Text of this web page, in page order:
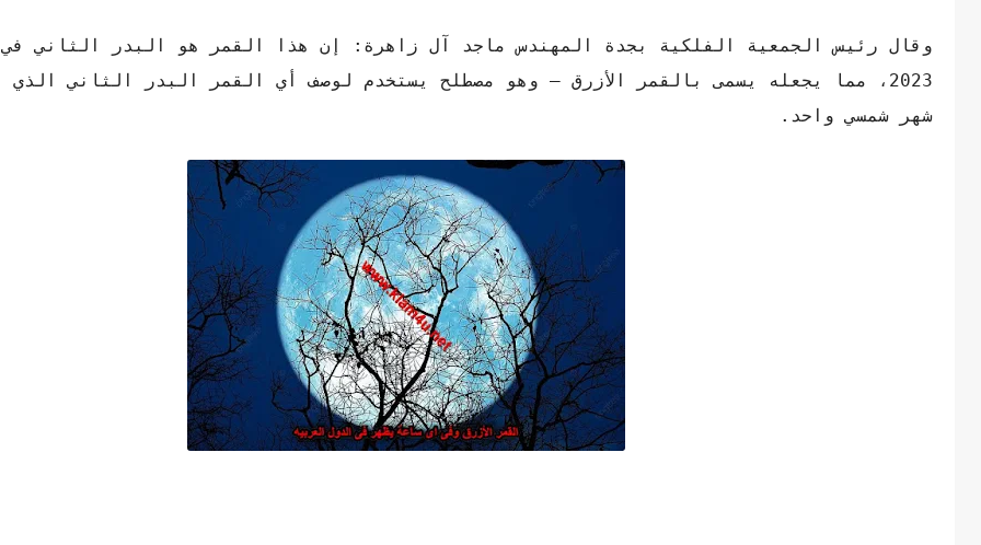
وقال رئيس الجمعية الفلكية بجدة المهندس ماجد آل زاهرة: إن هذا القمر هو البدر الثاني
2023، مما يجعله يسمى بالقمر الأزرق – وهو مصطلح يستخدم لوصف أي القمر البدر الثاني الذي
شهر شمسي واحد.